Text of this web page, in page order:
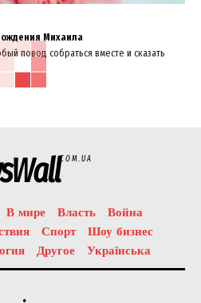
Михаила
повод собраться вместе и сказать
COM.UA
В мире Власть
Война
Спорт
Шоу бизнес
Другое Українська